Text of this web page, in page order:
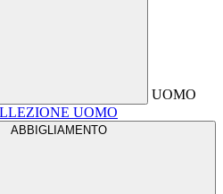
UOMO
UOMO
ABBIGLIAMENTO